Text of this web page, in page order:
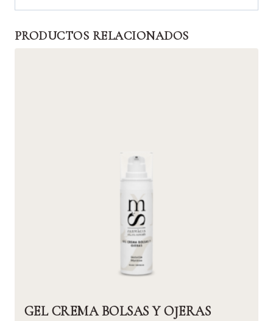
PRODUCTOS RELACIONADOS
GEL CREMA BOLSAS Y OJERAS